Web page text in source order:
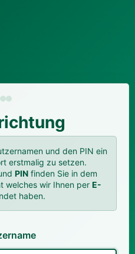
und den PIN ein
erstmalig zu setzen.
PINfinden Sie in dem
welches wir Ihnen per E-
haben.